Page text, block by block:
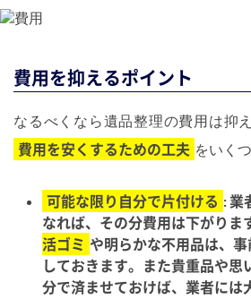
費用を抑えるポイント
なるべくなら遺品整理の費用は抑
費用を安くするための工夫 をいく
可能な限り自分で片付ける : 業
なれば、その分費用は下がりま
活ゴミ や明らかな不用品は、
しておきます。また貴重品や思
分で済ませておけば、業者には